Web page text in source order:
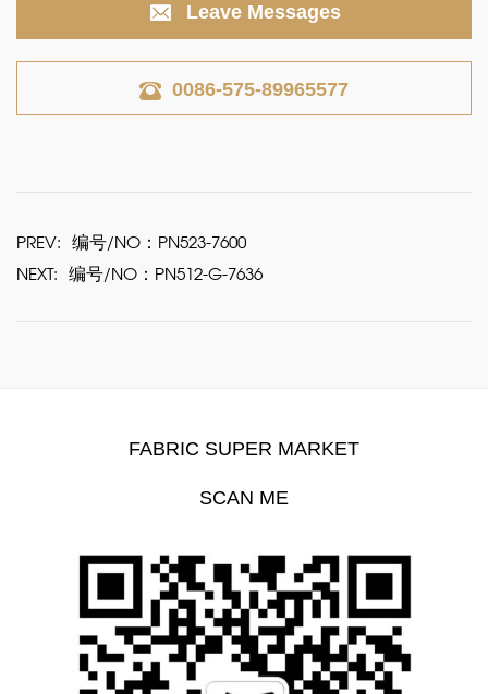
Leave Messages
0086-575-89965577
PREV: 编号/NO：PN523-7600
NEXT: 编号/NO：PN512-G-7636
FABRIC SUPER MARKET
SCAN ME